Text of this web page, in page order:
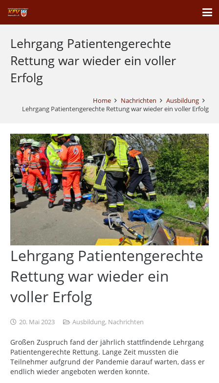
Lehrgang Patientengerechte
Rettung war wieder ein voller
Erfolg
Home Nachrichten
Ausbildung
Lehrgang Patientengerechte Rettung war wieder ein voller Erfolg
Lehrgang Patientengerechte
Rettung war wieder ein
voller Erfolg
20. Mai 2023 Ausbildung, Nachrichten
Großen Zuspruch fand der jährlich stattfindende Lehrgang
Patientengerechte Rettung. Lange Zeit mussten die
Teilnehmer aufgrund der Pandemie darauf warten, dass er
endlich wieder angeboten werden konnte.